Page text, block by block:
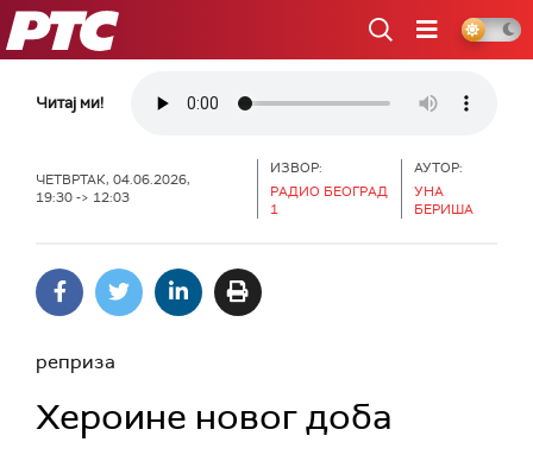
РТС
Читај ми!
ЧЕТВРТАК, 04.06.2026,
19:30 -> 12:03
ИЗВОР:
РАДИО БЕОГРАД
1
АУТОР:
УНА
БЕРИША
реприза
Хероине новог доба